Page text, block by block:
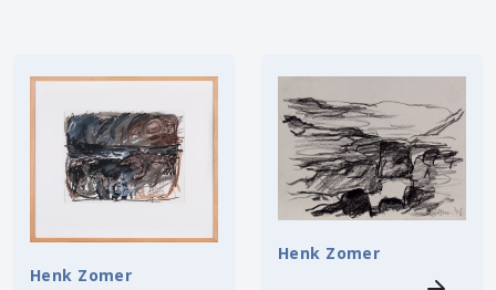
Henk Zomer
Henk Zomer